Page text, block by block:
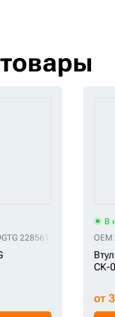
GTG 2285615 GTG 228-5615
В
OEM
СК-
от